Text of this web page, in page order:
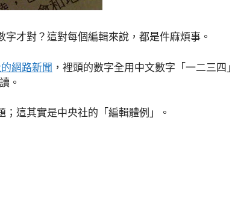
才對？這對每個編輯來說，都是件麻煩事。
網路新聞 ，裡頭的數字全用中文數字「一二三四」
。
這其實是中央社的「編輯體例」。